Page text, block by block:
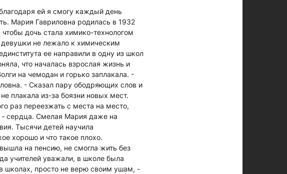
ей я смогу каждый день
Мария Гавриловна родилась в 1932
дочь стала химико-технологом
не лежало к химическим
ее направили в одну из школ
что началась взрослая жизнь и
на чемодан и горько заплакала. -
- Сказал пару ободряющих слов и
плакала из-за боязни новых мест.
раз переезжать с места на место,
- сердца. Смелая Мария даже на
Тысячи детей научила
хорошо и что такое плохо.
на пенсию, не смогла жить без
учителей уважали, в школе была
школах, просто не верю своим ушам, -